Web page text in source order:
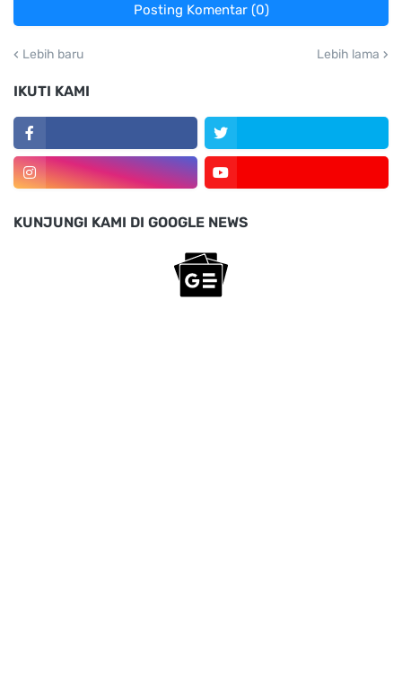
Posting Komentar (0)
Lebih baru Lebih lama
IKUTI KAMI
KUNJUNGI KAMI DI GOOGLE NEWS